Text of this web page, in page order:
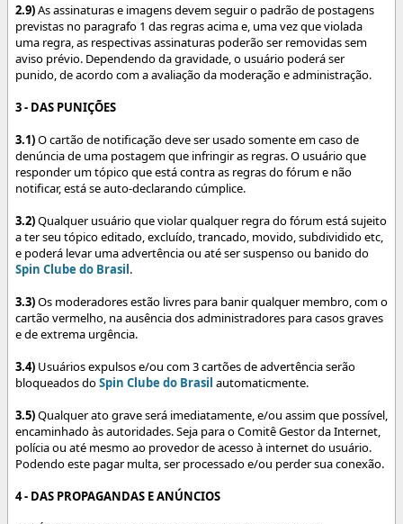
2.9)As assinaturas e imagens devem seguir o padrão de postagens
previstas no paragrafo 1 das regras acima e, uma vez que violada
uma regra, as respectivas assinaturas poderão ser removidas sem
aviso prévio. Dependendo da gravidade, o usuário poderá ser
punido, de acordo com a avaliação da moderação e administração.
3 - DAS PUNIÇÕES
3.1)O cartão de notificação deve ser usado somente em caso de
denúncia de uma postagem que infringir as regras. O usuário que
responder um tópico que está contra as regras do fórum e não
notificar, está se auto-declarando cúmplice.
3.2)Qualquer usuário que violar qualquer regra do fórum está sujeito
a ter seu tópico editado, excluído, trancado, movido, subdividido etc,
e poderá levar uma advertência ou até ser suspenso ou banido do
Spin Clube do Brasil.
3.3)Os moderadores estão livres para banir qualquer membro, com o
cartão vermelho, na ausência dos administradores para casos graves
e de extrema urgência.
3.4) Usuários expulsos e/ou com 3 cartões de advertência serão
bloqueados doSpin Clube do Brasil automaticmente.
3.5)Qualquer ato grave será imediatamente, e/ou assim que possível,
encaminhado às autoridades. Seja para o Comitê Gestor da Internet,
polícia ou até mesmo ao provedor de acesso à internet do usuário.
Podendo este pagar multa, ser processado e/ou perder sua conexão.
4 - DAS PROPAGANDAS E ANÚNCIOS